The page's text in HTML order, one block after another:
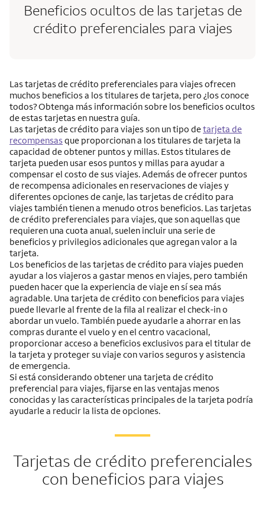
Beneficios ocultos de las tarjetas de
crédito preferenciales para viajes
Las tarjetas de crédito preferenciales para viajes ofrecen
muchos beneficios a los titulares de tarjeta, pero ¿los conoce
todos? Obtenga más información sobre los beneficios ocultos
de estas tarjetas en nuestra guía.
Las tarjetas de crédito para viajes son un tipo detarjeta de
recompensasque proporcionan a los titulares de tarjeta la
capacidad de obtener puntos y millas. Estos titulares de
tarjeta pueden usar esos puntos y millas para ayudar a
compensar el costo de sus viajes. Además de ofrecer puntos
de recompensa adicionales en reservaciones de viajes y
diferentes opciones de canje, las tarjetas de crédito para
viajes también tienen a menudo otros beneficios. Las tarjetas
de crédito preferenciales para viajes, que son aquellas que
requieren una cuota anual, suelen incluir una serie de
beneficios y privilegios adicionales que agregan valor a la
tarjeta.
Los beneficios de las tarjetas de crédito para viajes pueden
ayudar a los viajeros a gastar menos en viajes, pero también
pueden hacer que la experiencia de viaje en sí sea más
agradable. Una tarjeta de crédito con beneficios para viajes
puede llevarle al frente de la fila al realizar el check-in o
abordar un vuelo. También puede ayudarle a ahorrar en las
compras durante el vuelo y en el centro vacacional,
proporcionar acceso a beneficios exclusivos para el titular de
la tarjeta y proteger su viaje con varios seguros y asistencia
de emergencia.
Si está considerando obtener una tarjeta de crédito
preferencial para viajes, fijarse en las ventajas menos
conocidas y las características principales de la tarjeta podría
ayudarle a reducir la lista de opciones.
Tarjetas de crédito preferenciales
con beneficios para viajes